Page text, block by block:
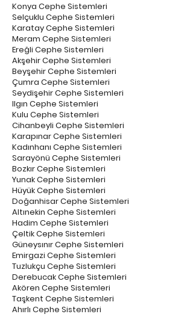
Konya Cephe Sistemleri
Selçuklu Cephe Sistemleri
Karatay Cephe Sistemleri
Meram Cephe Sistemleri
Ereğli Cephe Sistemleri
Akşehir Cephe Sistemleri
Beyşehir Cephe Sistemleri
Çumra Cephe Sistemleri
Seydişehir Cephe Sistemleri
Ilgın Cephe Sistemleri
Kulu Cephe Sistemleri
Cihanbeyli Cephe Sistemleri
Karapınar Cephe Sistemleri
Kadınhanı Cephe Sistemleri
Sarayönü Cephe Sistemleri
Bozkır Cephe Sistemleri
Yunak Cephe Sistemleri
Hüyük Cephe Sistemleri
Doğanhisar Cephe Sistemleri
Altınekin Cephe Sistemleri
Hadim Cephe Sistemleri
Çeltik Cephe Sistemleri
Güneysınır Cephe Sistemleri
Emirgazi Cephe Sistemleri
Tuzlukçu Cephe Sistemleri
Derebucak Cephe Sistemleri
Akören Cephe Sistemleri
Taşkent Cephe Sistemleri
Ahırlı Cephe Sistemleri